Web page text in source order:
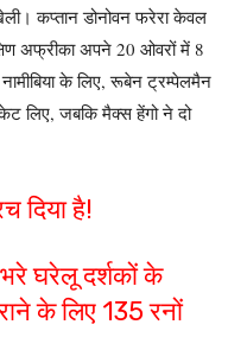
कप्तान डोनोवन फरेरा केवल
अफ्रीका अपने 20 ओवरों में 8
के लिए, रूबेन ट्रम्पेलमैन
लिए, जबकि मैक्स हेंगो ने दो
दिया है!
घरेलू दर्शकों के
के लिए 135 रनों